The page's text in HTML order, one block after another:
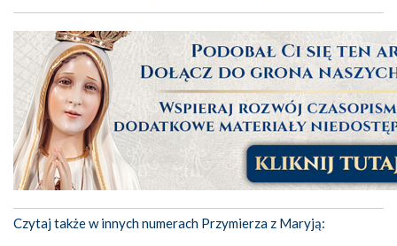
Czytaj także w innych numerach Przymierza z Maryją: